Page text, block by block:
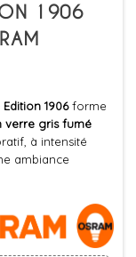
1906
1906forme
verre gris fumé
à intensité
ambiance